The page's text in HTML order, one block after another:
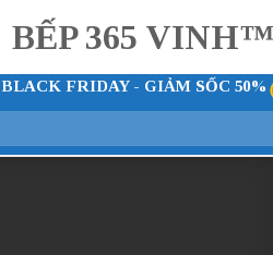
BLACK FRIDAY - GIẢM SỐC 50%